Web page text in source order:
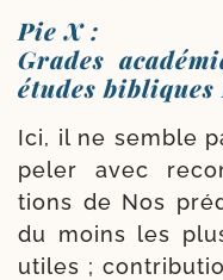
Pie X :
Grades
études
Ici, il ne semble
pe­ler avec
tions de Nos
du moins les
utiles ;